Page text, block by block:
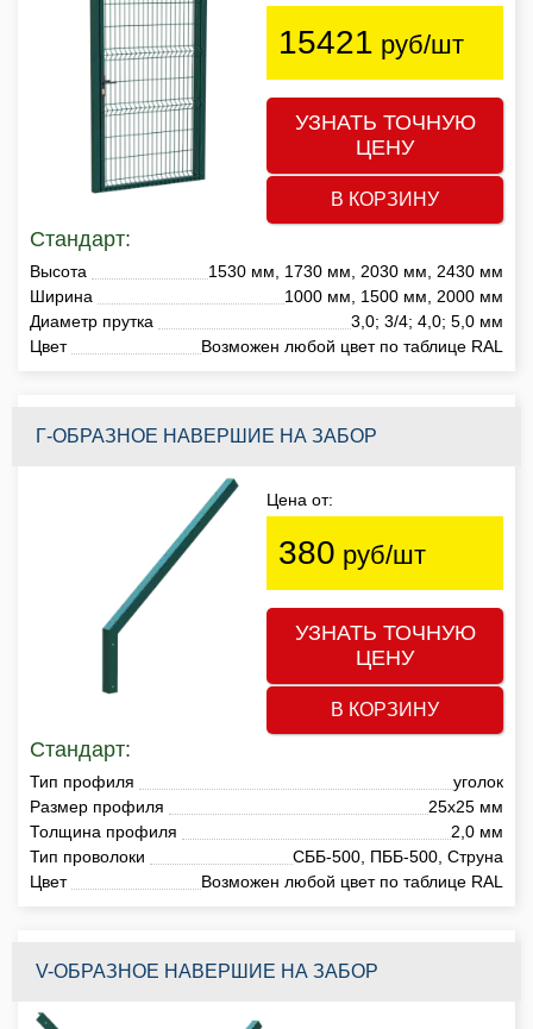
15421 руб/шт
УЗНАТЬ ТОЧНУЮ
ЦЕНУ
В КОРЗИНУ
Стандарт:
Высота
1530 мм, 1730 мм, 2030 мм, 2430 мм
Ширина
1000 мм, 1500 мм, 2000 мм
Диаметр прутка
3,0; 3/4; 4,0; 5,0 мм
Цвет
Возможен любой цвет по таблице RAL
Г-ОБРАЗНОЕ НАВЕРШИЕ НА ЗАБОР
Цена от:
380 руб/шт
УЗНАТЬ ТОЧНУЮ
ЦЕНУ
В КОРЗИНУ
Стандарт:
Тип профиля
уголок
Размер профиля
25х25 мм
Толщина профиля
2,0 мм
Тип проволоки
СББ-500, ПББ-500, Струна
Цвет
Возможен любой цвет по таблице RAL
V-ОБРАЗНОЕ НАВЕРШИЕ НА ЗАБОР